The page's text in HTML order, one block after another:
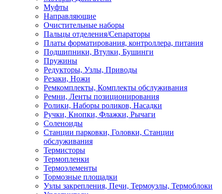
Муфты
Направляющие
Очистительные наборы
Пальцы отделения/Сепараторы
Платы форматирования, контроллера, питания
Подшипники, Втулки, Бушинги
Пружины
Редукторы, Узлы, Приводы
Резаки, Ножи
Ремкомплекты, Комплекты обслуживания
Ремни, Ленты позиционирования
Ролики, Наборы роликов, Насадки
Ручки, Кнопки, Флажки, Рычаги
Соленоиды
Станции парковки, Головки, Станции
обслуживания
Термисторы
Термопленки
Термоэлементы
Тормозные площадки
Узлы закрепления, Печи, Термоузлы, Термоблоки